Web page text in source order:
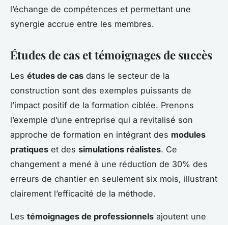
l’échange de compétences et permettant une
synergie accrue entre les membres.
Études de cas et témoignages de succès
Les études de cas dans le secteur de la
construction sont des exemples puissants de
l’impact positif de la formation ciblée. Prenons
l’exemple d’une entreprise qui a revitalisé son
approche de formation en intégrant des modules
pratiques et des simulations réalistes. Ce
changement a mené à une réduction de 30% des
erreurs de chantier en seulement six mois, illustrant
clairement l’efficacité de la méthode.
Les témoignages de professionnels ajoutent une